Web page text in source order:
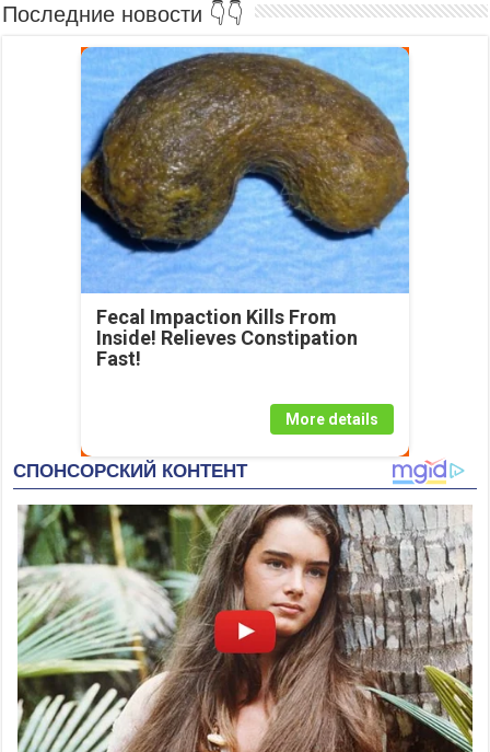
Последние новости 👇👇
Fecal Impaction Kills From
Inside! Relieves Constipation
Fast!
More details